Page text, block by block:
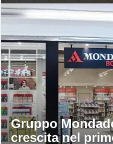
Gruppo
crescita nel